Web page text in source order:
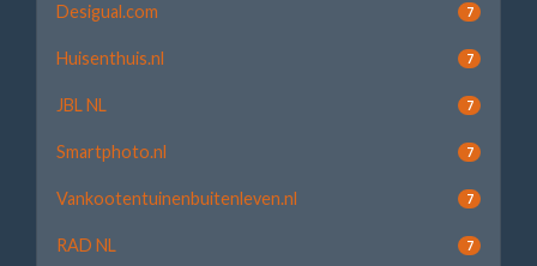
Desigual.com 7
Huisenthuis.nl 7
JBL NL 7
Smartphoto.nl 7
Vankootentuinenbuitenleven.nl 7
RAD NL 7